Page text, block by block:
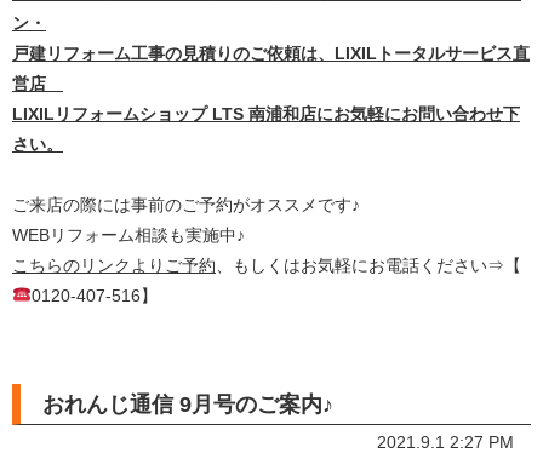
ン・
戸建リフォーム工事の見積りのご依頼は、LIXILトータルサービス直
営店
LIXILリフォームショップ LTS 南浦和店にお気軽にお問い合わせ下
さい。
ご来店の際には事前のご予約がオススメです♪
WEBリフォーム相談も実施中♪
こちらのリンクよりご予約 、もしくはお気軽にお電話ください⇒【
0120-407-516】
おれんじ通信 9月号のご案内♪
2021.9.1 2:27 PM